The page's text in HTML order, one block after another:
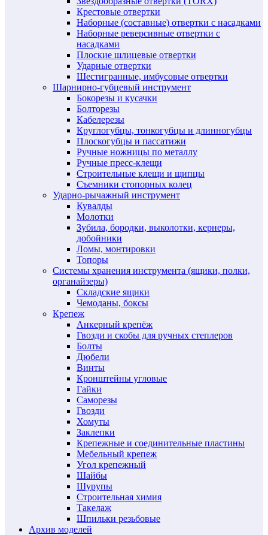
Крестовые отвертки
Наборные (составные) отвертки с насадками
Наборные реверсивные отвертки с
насадками
Плоские шлицевые отвертки
Ударные отвертки
Шестигранные, имбусовые отвертки
Шарнирно-губцевый инструмент
Бокорезы и кусачки
Болторезы
Кабелерезы
Круглогубцы, тонкогубцы и длинногубцы
Плоскогубцы и пассатижи
Ручные ножницы по металлу
Ручные пресс-клещи
Строительные клещи и щипцы
Съемники стопорных колец
Ударно-рычажный инструмент
Кувалды
Молотки
Зубила, бородки, выколотки, кернеры,
добойники
Ломы, монтировки
Топоры
Системы хранения инструмента (ящики, полки,
органайзеры)
Складские ящики
Чемоданы, боксы
Крепеж
Анкерный крепёж
Гвозди и скобы для ручных степлеров
Болты
Дюбели
Винты
Кронштейны угловые
Гайки
Саморезы
Гвозди
Хомуты
Заклепки
Крепежные и соединительные пластины
Мебельный крепеж
Угол крепежный
Шайбы
Шурупы
Строительная химия
Такелаж
Шпильки резьбовые
Архив моделей